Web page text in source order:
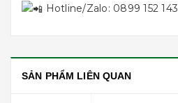
Hotline/Zalo: 0899 152 143
SẢN PHẨM LIÊN QUAN